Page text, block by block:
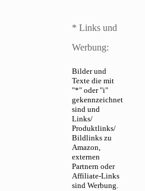
* Links und
Werbung:
Bilder und
Texte die mit
"*" oder "i"
gekennzeichnet
sind und
Links/
Produktlinks/
Bildlinks zu
Amazon,
externen
Partnern oder
Affiliate-Links
sind Werbung.